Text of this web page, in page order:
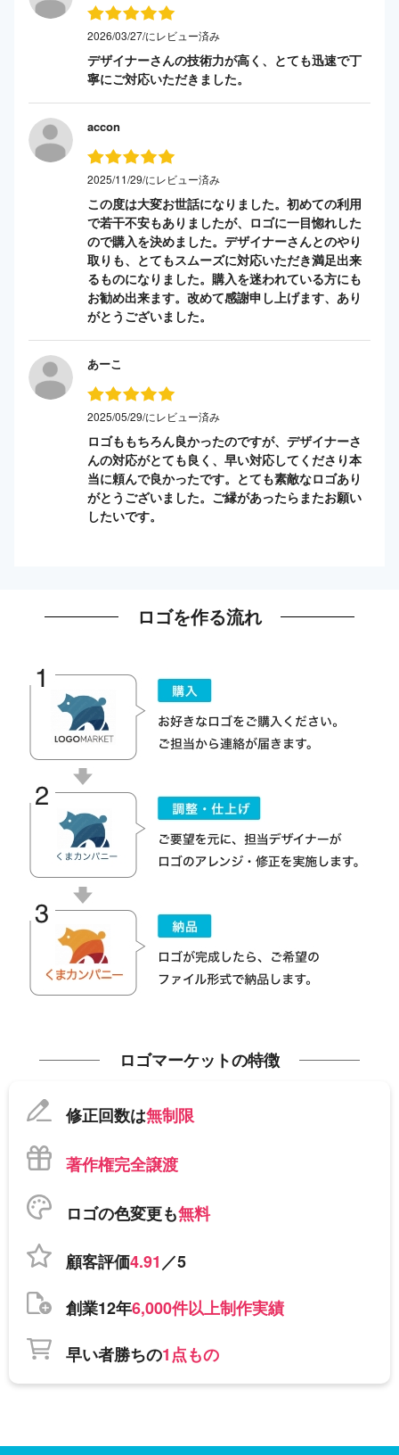
2026/03/27/にレビュー済み
デザイナーさんの技術力が高く、とても迅速で丁
寧にご対応いただきました。
accon
2025/11/29/にレビュー済み
この度は大変お世話になりました。初めての利用
で若干不安もありましたが、ロゴに一目惚れした
ので購入を決めました。デザイナーさんとのやり
取りも、とてもスムーズに対応いただき満足出来
るものになりました。購入を迷われている方にも
お勧め出来ます。改めて感謝申し上げます、あり
がとうございました。
あーこ
2025/05/29/にレビュー済み
ロゴももちろん良かったのですが、デザイナーさ
んの対応がとても良く、早い対応してくださり本
当に頼んで良かったです。とても素敵なロゴあり
がとうございました。ご縁があったらまたお願い
したいです。
ロゴを作る流れ
ロゴマーケットの特徴
修正回数は無制限
著作権完全譲渡
ロゴの色変更も無料
顧客評価4.91／5
創業12年6,000件以上制作実績
早い者勝ちの1点もの